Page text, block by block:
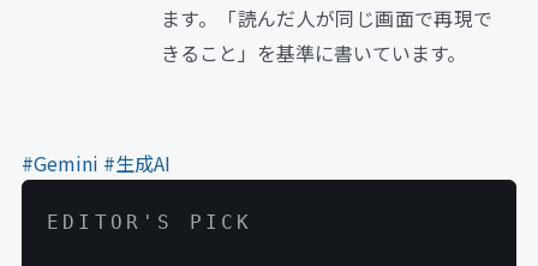
ます。「読んだ人が同じ画面で再現で
きること」を基準に書いています。
#Gemini #生成AI
EDITOR'S PICK